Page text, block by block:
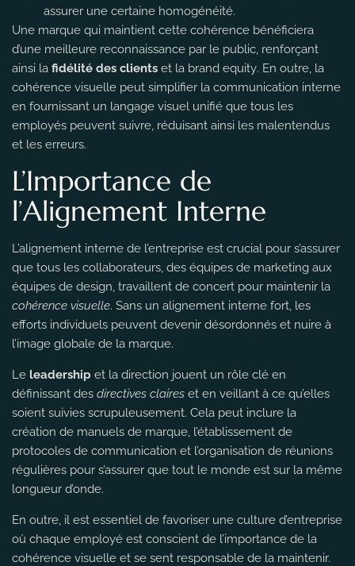
assurer une certaine homogénéité.
Une marque qui maintient cette cohérence bénéficiera
d’une meilleure reconnaissance par le public, renforçant
ainsi la fidélité des clients et la brand equity. En outre, la
cohérence visuelle peut simplifier la communication interne
en fournissant un langage visuel unifié que tous les
employés peuvent suivre, réduisant ainsi les malentendus
et les erreurs.
L’Importance de
l’Alignement Interne
L’alignement interne de l’entreprise est crucial pour s’assurer
que tous les collaborateurs, des équipes de marketing aux
équipes de design, travaillent de concert pour maintenir la
cohérence visuelle. Sans un alignement interne fort, les
efforts individuels peuvent devenir désordonnés et nuire à
l’image globale de la marque.
Le leadership et la direction jouent un rôle clé en
définissant des directives claires et en veillant à ce qu’elles
soient suivies scrupuleusement. Cela peut inclure la
création de manuels de marque, l’établissement de
protocoles de communication et l’organisation de réunions
régulières pour s’assurer que tout le monde est sur la même
longueur d’onde.
En outre, il est essentiel de favoriser une culture d’entreprise
où chaque employé est conscient de l’importance de la
cohérence visuelle et se sent responsable de la maintenir.